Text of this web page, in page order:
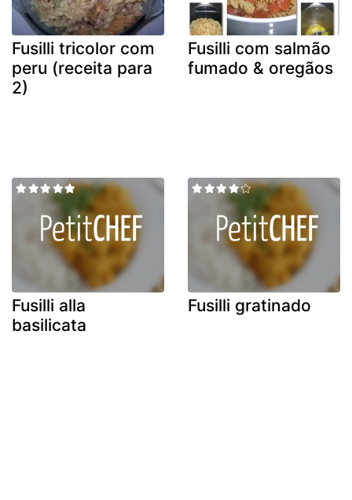
Fusilli tricolor com
peru (receita para
2)
Fusilli com salmão
fumado & oregãos
Fusilli alla
basilicata
Fusilli gratinado